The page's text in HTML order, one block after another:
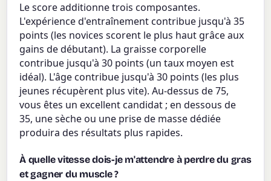
Le score additionne trois composantes.
L'expérience d'entraînement contribue jusqu'à 35
points (les novices scorent le plus haut grâce aux
gains de débutant). La graisse corporelle
contribue jusqu'à 30 points (un taux moyen est
idéal). L'âge contribue jusqu'à 30 points (les plus
jeunes récupèrent plus vite). Au-dessus de 75,
vous êtes un excellent candidat ; en dessous de
35, une sèche ou une prise de masse dédiée
produira des résultats plus rapides.
À quelle vitesse dois-je m'attendre à perdre du gras
et gagner du muscle ?